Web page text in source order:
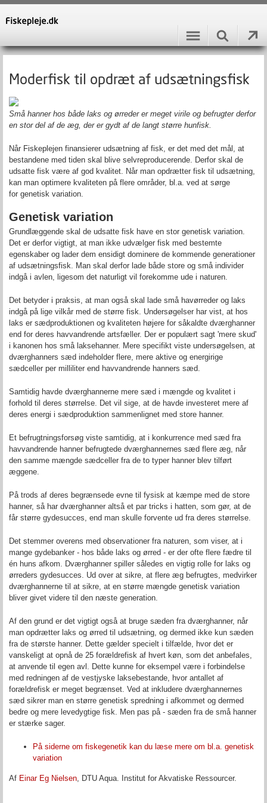
Moderfisk til opdræt af udsætningsfisk
Små hanner hos både laks og ørreder er meget virile og befrugter derfor
en stor del af de æg, der er gydt af de langt større hunfisk.
Når Fiskeplejen finansierer udsætning af fisk, er det med det mål, at
bestandene med tiden skal blive selvreproducerende. Derfor skal de
udsatte fisk være af god kvalitet. Når man opdrætter fisk til udsætning,
kan man optimere kvaliteten på flere områder, bl.a. ved at sørge
for genetisk variation.
Genetisk variation
Grundlæggende skal de udsatte fisk have en stor genetisk variation.
Det er derfor vigtigt, at man ikke udvælger fisk med bestemte
egenskaber og lader dem ensidigt dominere de kommende generationer
af udsætningsfisk. Man skal derfor lade både store og små individer
indgå i avlen, ligesom det naturligt vil forekomme ude i naturen.
Det betyder i praksis, at man også skal lade små havørreder og laks
indgå på lige vilkår med de større fisk. Undersøgelser har vist, at hos
laks er sædproduktionen og kvaliteten højere for såkaldte dværghanner
end for deres havvandrende artsfæller. Der er populært sagt 'mere skud'
i kanonen hos små laksehanner. Mere specifikt viste undersøgelsen, at
dværghanners sæd indeholder flere, mere aktive og energirige
sædceller per milliliter end havvandrende hanners sæd.
Samtidig havde dværghannerne mere sæd i mængde og kvalitet i
forhold til deres størrelse. Det vil sige, at de havde investeret mere af
deres energi i sædproduktion sammenlignet med store hanner.
Et befrugtningsforsøg viste samtidig, at i konkurrence med sæd fra
havvandrende hanner befrugtede dværghannernes sæd flere æg, når
den samme mængde sædceller fra de to typer hanner blev tilført
æggene.
På trods af deres begrænsede evne til fysisk at kæmpe med de store
hanner, så har dværghanner altså et par tricks i hatten, som gør, at de
får større gydesucces, end man skulle forvente ud fra deres størrelse.
Det stemmer overens med observationer fra naturen, som viser, at i
mange gydebanker - hos både laks og ørred - er der ofte flere fædre til
én huns afkom. Dværghanner spiller således en vigtig rolle for laks og
ørreders gydesucces. Ud over at sikre, at flere æg befrugtes, medvirker
dværghannerne til at sikre, at en større mængde genetisk variation
bliver givet videre til den næste generation.
Af den grund er det vigtigt også at bruge sæden fra dværghanner, når
man opdrætter laks og ørred til udsætning, og dermed ikke kun sæden
fra de største hanner. Dette gælder specielt i tilfælde, hvor det er
vanskeligt at opnå de 25 forældrefisk af hvert køn, som det anbefales,
at anvende til egen avl. Dette kunne for eksempel være i forbindelse
med redningen af de vestjyske laksebestande, hvor antallet af
forældrefisk er meget begrænset. Ved at inkludere dværghannernes
sæd sikrer man en større genetisk spredning i afkommet og dermed
bedre og mere levedygtige fisk. Men pas på - sæden fra de små hanner
er stærke sager.
På siderne om fiskegenetik kan du læse mere om bl.a. genetisk
variation
Af Einar Eg Nielsen, DTU Aqua. Institut for Akvatiske Ressourcer.